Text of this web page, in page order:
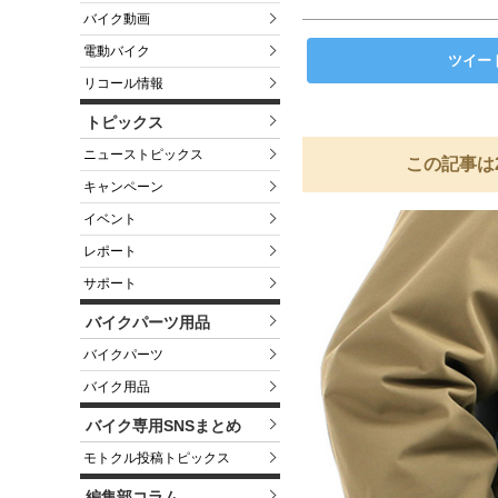
バイク動画
電動バイク
リコール情報
トピックス
ニューストピックス
キャンペーン
イベント
レポート
サポート
バイクパーツ用品
バイクパーツ
バイク用品
バイク専用SNSまとめ
モトクル投稿トピックス
ツイー
この記事